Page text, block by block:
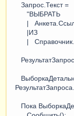
Запрос.Текст =
"ВЫБРАТЬ
|
|ИЗ
|
Пока